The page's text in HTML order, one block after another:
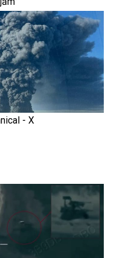
o rată de interceptare
98% nu este suficientă
a descuraja Rusia
fără pilot Kizilelma
doar că a zburat cu un
dar a și executat un
aerian simulat asupra
(Video). Turcia
fotoliul de lider
în domeniul
la dovada celor şase
ruseşti doborâte la
strategic. Cum a
tectonică în
românească: O
interesată de
Craiova
dorește să fie
puțin dependentă de
Unite pentru
- X